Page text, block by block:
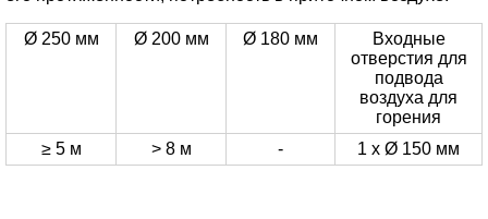
Ø 250 мм Ø 200 мм Ø 180 мм
Входные
отверстия для
подвода
воздуха для
горения
≥ 5 м
> 8 м - 1 х Ø 150 мм